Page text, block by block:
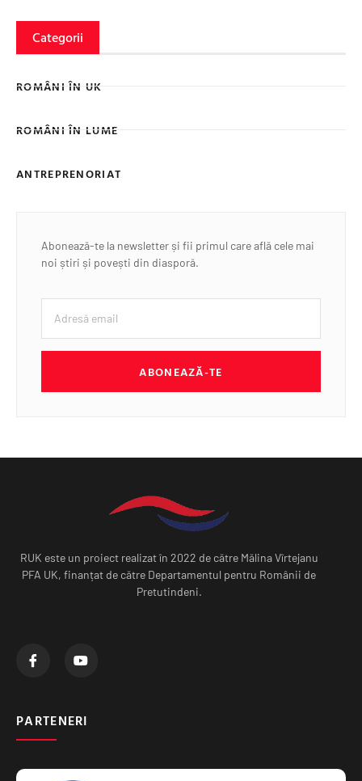
Categorii
ROMÂNI ÎN UK
ROMÂNI ÎN LUME
ANTREPRENORIAT
Abonează-te la newsletter și fii primul care află cele mai
noi știri și povești din diasporă.
ABONEAZĂ-TE
RUK este un proiect realizat în 2022 de către Mălina Vîrtejanu
PFA UK, finanțat de către Departamentul pentru Românii de
Pretutindeni.
PARTENERI